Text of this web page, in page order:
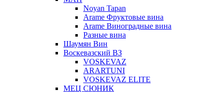
Noyan Tapan
Arame Фруктовые вина
Arame Виноградные вина
Разные вина
Шаумян Вин
Воскевазский ВЗ
VOSKEVAZ
ARARTUNI
VOSKEVAZ ELITE
МЕЦ СЮНИК